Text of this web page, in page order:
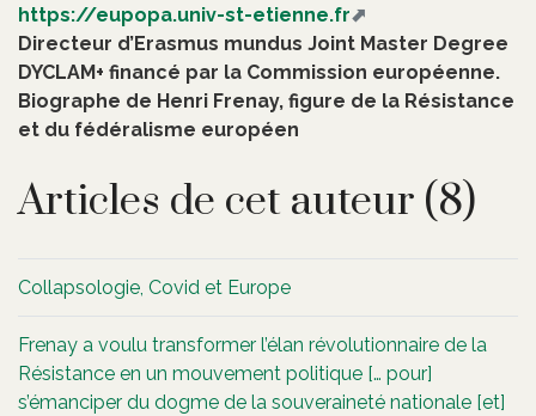
https://eupopa.univ-st-etienne.fr
Directeur d’Erasmus mundus Joint Master Degree
DYCLAM+ financé par la Commission européenne.
Biographe de Henri Frenay, figure de la Résistance
et du fédéralisme européen
Articles de cet auteur (8)
Collapsologie, Covid et Europe
Frenay a voulu transformer l’élan révolutionnaire de la
Résistance en un mouvement politique [… pour]
s’émanciper du dogme de la souveraineté nationale [et]